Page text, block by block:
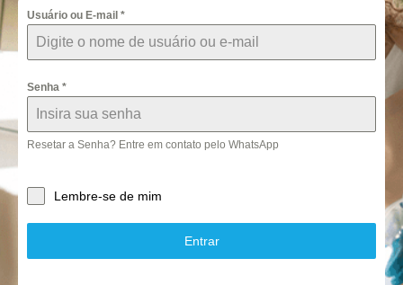
Usuário ou E-mail *
Senha *
Resetar a Senha? Entre em contato pelo WhatsApp
Lembre-se de mim
Entrar